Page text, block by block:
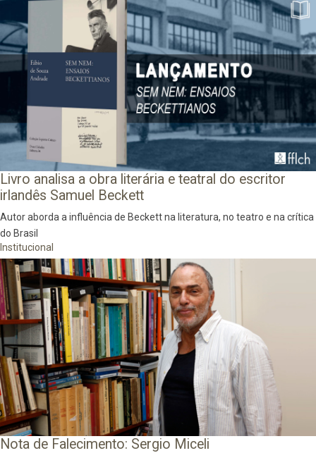
Livro analisa a obra literária e teatral do escritor
irlandês Samuel Beckett
Autor aborda a influência de Beckett na literatura, no teatro e na crítica
do Brasil
Institucional
Nota de Falecimento: Sergio Miceli